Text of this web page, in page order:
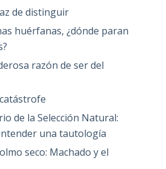
de distinguir
huérfanas, ¿dónde paran
razón de ser del
de la Selección Natural:
una tautología
seco: Machado y el